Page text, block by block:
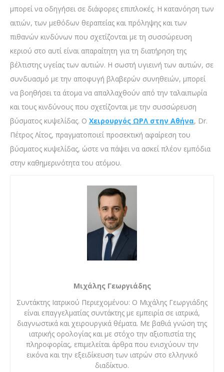
μπορεί να οδηγήσει σε διάφορες επιπλοκές. Η κατανόηση των
αιτιών, των μεθόδων θεραπείας και πρόληψης και των
πιθανών κινδύνων που σχετίζονται με τη συσσώρευση
κεριού στο αυτί είναι απαραίτητη για τη διατήρηση της
βέλτιστης υγείας των αυτιών. Η σωστή υγιεινή των αυτιών, σε
συνδυασμό με την αποφυγή βλαβερών συνηθειών, μπορεί
να βοηθήσει τα άτομα να απαλλαχθούν από την ταλαιπωρία
και τους κινδύνους που σχετίζονται με την συσσώρευση
βύσματος κυψελίδας. Ο Χειρουργός ΩΡΛ στην Αθήνα, Dr.
Πέτρος Λίτος, πραγματοποιεί προσεκτική αφαίρεση του
βύσματος κυψελίδας, ώστε να πάψει να ασκεί πλέον εμπόδια
στην καθημερινότητα του ατόμου.
Μιχάλης Γεωργιάδης
Συντάκτης Ιατρικού Περιεχομένου: Ο Μιχάλης Γεωργιάδης
είναι επαγγελματίας συντάκτης με εμπειρία σε ιατρικά,
διαγνωστικά και χειρουργικά θέματα. Με βαθιά γνώση της
ιατρικής ορολογίας και με στόχο την αξιοπιστία της
πληροφορίας, επιμελείται άρθρα που ενισχύουν την
εικόνα και την εξειδίκευση των ιατρών στο ελληνικό
διαδίκτυο.